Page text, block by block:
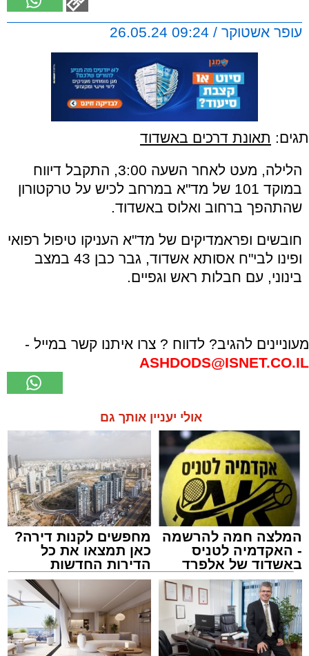
עופר אשטוקר / 09:24 26.05.24
תגים: תאונת דרכים באשדוד
הלילה, מעט לאחר השעה 3:00, התקבל דיווח
במוקד 101 של מד"א במרחב לכיש על טרקטורון
שהתהפך ברחוב ואלוס באשדוד.
חובשים ופראמדיקים של מד"א העניקו טיפול רפואי
ופינו לבי"ח אסותא אשדוד, גבר כבן 43 במצב
בינוני, עם חבלות ראש וגפיים.
מעוניינים להגיב? לדווח ? צרו איתנו קשר במייל -
ASHDODS@ISNET.CO.IL
אולי יעניין אותך גם
המלצה חמה להרשמה
- האקדמיה לטניס
באשדוד של אלפרד
קריאולנסקי - לילדים
מחפשים לקנות דירה?
כאן תמצאו את כל
הדירות החדשות
למכירה באשדוד >>>